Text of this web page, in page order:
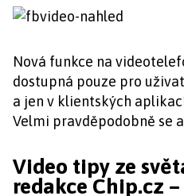
Nová funkce na
dostupná pouze pro
a jen v klientských
Velmi pravděpodobně se
Video tipy ze
redakce Chip.cz –